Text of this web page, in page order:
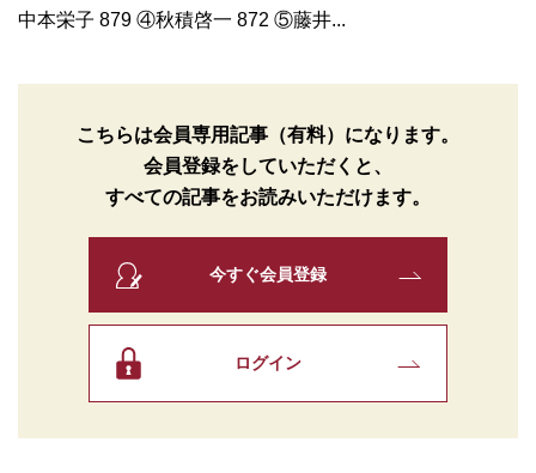
中本栄子 879 ④秋積啓一 872 ⑤藤井...
こちらは会員専用記事（有料）になります。
会員登録をしていただくと、
すべての記事をお読みいただけます。
今すぐ会員登録
ログイン